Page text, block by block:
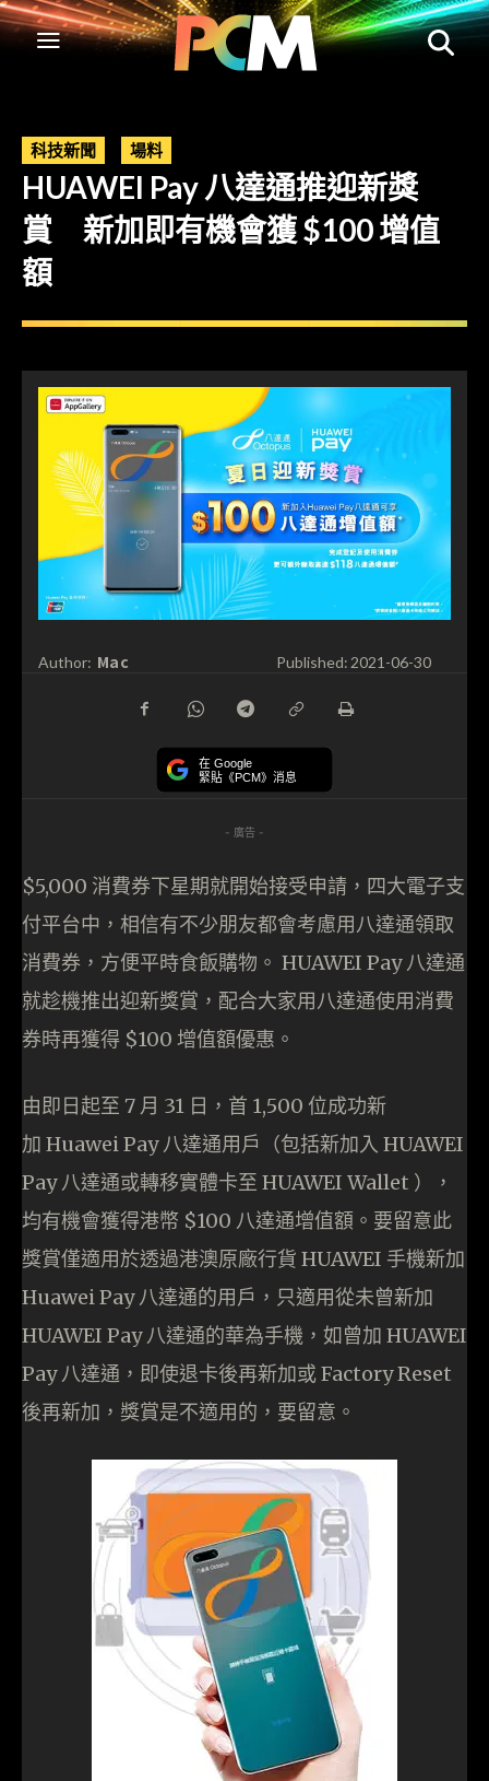
科技新聞 場料
HUAWEI Pay 八達通推迎新獎
賞 新加即有機會獲 $100 增值
額
Author: Mac Published: 2021-06-30
在 Google
緊貼《PCM》消息
- 廣告 -
$5,000 消費券下星期就開始接受申請，四大電子支
付平台中，相信有不少朋友都會考慮用八達通領取
消費券，方便平時食飯購物。 HUAWEI Pay 八達通
就趁機推出迎新獎賞，配合大家用八達通使用消費
券時再獲得 $100 增值額優惠。
由即日起至 7 月 31 日，首 1,500 位成功新
加 Huawei Pay 八達通用戶（包括新加入 HUAWEI
Pay 八達通或轉移實體卡至 HUAWEI Wallet ），
均有機會獲得港幣 $100 八達通增值額。要留意此
獎賞僅適用於透過港澳原廠行貨 HUAWEI 手機新加
Huawei Pay 八達通的用戶，只適用從未曾新加
HUAWEI Pay 八達通的華為手機，如曾加 HUAWEI
Pay 八達通，即使退卡後再新加或 Factory Reset
後再新加，獎賞是不適用的，要留意。